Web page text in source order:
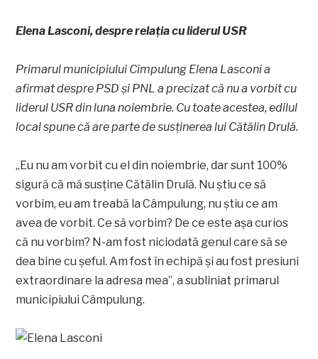
Elena Lasconi, despre relația cu liderul USR
Primarul municipiului Cîmpulung Elena Lasconi a
afirmat despre PSD și PNL a precizat că nu a vorbit cu
liderul USR din luna noiembrie. Cu toate acestea, edilul
local spune că are parte de susținerea lui Cătălin Drulă.
„Eu nu am vorbit cu el din noiembrie, dar sunt 100%
sigură că mă susține Cătălin Drulă. Nu știu ce să
vorbim, eu am treabă la Câmpulung, nu știu ce am
avea de vorbit. Ce să vorbim? De ce este așa curios
că nu vorbim? N-am fost niciodată genul care să se
dea bine cu șeful. Am fost în echipă și au fost presiuni
extraordinare la adresa mea”, a subliniat primarul
municipiului Câmpulung.